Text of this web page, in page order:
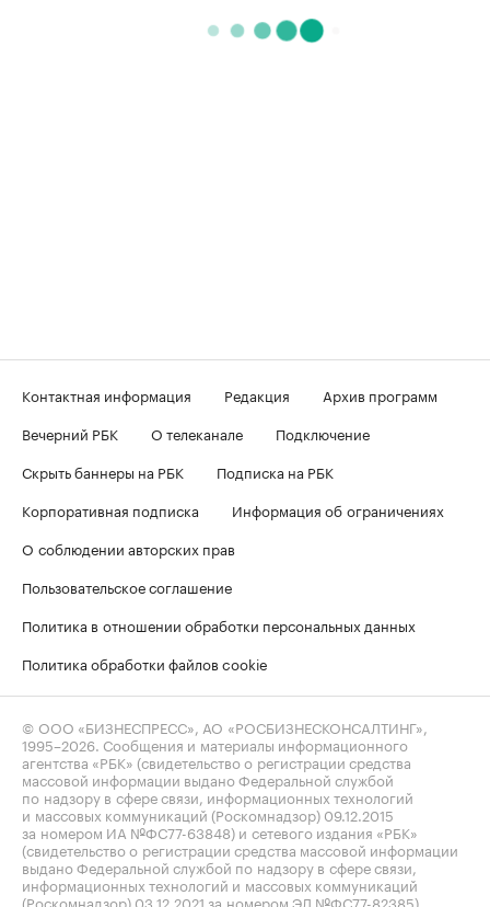
Контактная информация Редакция
Архив программ
Вечерний РБК
О телеканале
Подключение
Скрыть баннеры на РБК
Подписка на РБК
Корпоративная подписка
Информация об ограничениях
О соблюдении авторских прав
Пользовательское соглашение
Политика в отношении обработки персональных данных
Политика обработки файлов cookie
© ООО «БИЗНЕСПРЕСС», АО «РОСБИЗНЕСКОНСАЛТИНГ»,
1995–2026 . Сообщения и материалы информационного
агентства «РБК» (свидетельство о регистрации средства
массовой информации выдано Федеральной службой
по надзору в сфере связи, информационных технологий
и массовых коммуникаций (Роскомнадзор) 09.12.2015
за номером ИА №ФС77-63848) и сетевого издания «РБК»
(свидетельство о регистрации средства массовой информации
выдано Федеральной службой по надзору в сфере связи,
информационных технологий и массовых коммуникаций
(Роскомнадзор) 03.12.2021 за номером ЭЛ №ФС77-82385)